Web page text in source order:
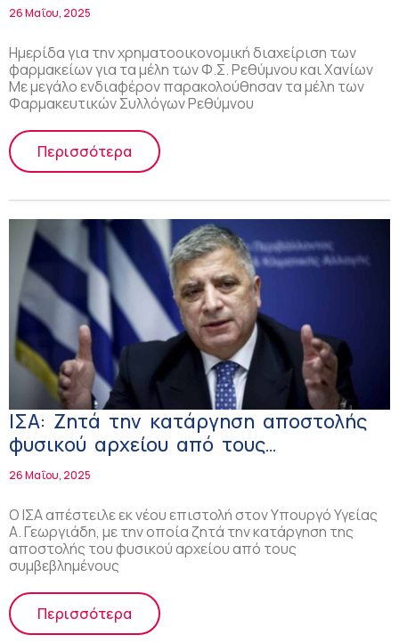
φαρμακείου και τον εμβολιασμό
26 Μαΐου, 2025
Ημερίδα για την χρηματοοικονομική διαχείριση των
φαρμακείων για τα μέλη των Φ.Σ. Ρεθύμνου και Χανίων
Με μεγάλο ενδιαφέρον παρακολούθησαν τα μέλη των
Φαρμακευτικών Συλλόγων Ρεθύμνου
Περισσότερα
ΙΣΑ: Ζητά την κατάργηση αποστολής
φυσικού αρχείου από τους
συμβεβλημένους με τον ΕΟΠΥΥ
26 Μαΐου, 2025
O IΣΑ απέστειλε εκ νέου επιστολή στον Υπουργό Υγείας
Α. Γεωργιάδη, με την οποία ζητά την κατάργηση της
αποστολής του φυσικού αρχείου από τους
συμβεβλημένους
Περισσότερα